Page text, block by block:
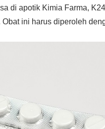
di apotik Kimia Farma,
ini harus diperoleh